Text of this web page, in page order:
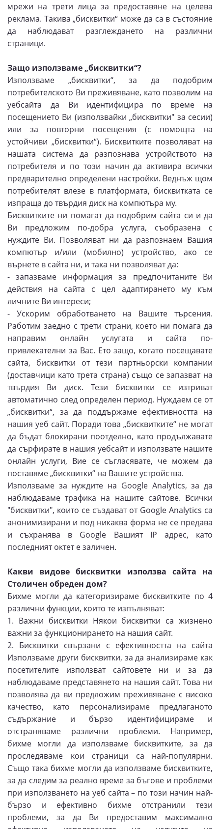
мрежи на трети лица за предоставяне на целева
реклама. Такива „бисквитки“ може да са в състояние
да наблюдават разглеждането на различни
страници.
Защо използваме „бисквитки“?
Използваме „бисквитки“, за да подобрим
потребителското Ви преживяване, като позволим на
уебсайта да Ви идентифицира по време на
посещението Ви (използвайки „бисквитки" за сесии)
или за повторни посещения (с помощта на
устойчиви „бисквитки“). Бисквитките позволяват на
нашата система да разпознава устройството на
потребителя и по този начин да активира всички
предварително определени настройки. Веднъж щом
потребителят влезе в платформата, бисквитката се
изпраща до твърдия диск на компютъра му.
Бисквитките ни помагат да подобрим сайта си и да
Ви предложим по-добра услуга, съобразена с
нуждите Ви. Позволяват ни да разпознаем Вашия
компютър и/или (мобилно) устройство, ако се
върнете в сайта ни, и така ни позволяват да:
- запазваме информация за предпочитаните Ви
действия на сайта с цел адаптирането му към
личните Ви интереси;
- Ускорим обработването на Вашите търсения.
Работим заедно с трети страни, което ни помага да
направим онлайн услугата и сайта по-
привлекателни за Вас. Ето защо, когато посещавате
сайта, бисквитки от тези партньорски компании
(доставчици като трета страна) също се запазват на
твърдия Ви диск. Тези бисквитки се изтриват
автоматично след определен период. Нуждаем се от
„бисквитки“, за да поддържаме ефективността на
нашия уеб сайт. Поради това „бисквитките“ не могат
да бъдат блокирани поотделно, като продължавате
да сърфирате в нашия уебсайт и използвате нашите
онлайн услуги, Вие се съгласявате, че можем да
поставяме „бисквитки“ на Вашите устройства.
Използваме за нуждите на Google Analytics, за да
наблюдаваме трафика на нашите сайтове. Всички
"бисквитки", които се създават от Google Analytics са
анонимизирани и под никаква форма не се предава
и съхранява в Google Вашият IP адрес, като
последният октет е заличен.
Какви видове бисквитки използва сайта на
Столичен обреден дом?
Бихме могли да категоризираме бисквитките по 4
различни функции, които те изпълняват:
1. Важни бисквитки Някои бисквитки са жизнено
важни за функционирането на нашия сайт.
2. Бисквитки свързани с ефективността на сайта
Използваме други бисквитки, за да анализираме как
посетителите използват сайтовете ни и за да
наблюдаваме представянето на нашия сайт. Това ни
позволява да ви предложим преживяване с високо
качество, като персонализираме предлаганото
съдържание и бързо идентифицираме и
отстраняваме различни проблеми. Например,
бихме могли да използваме бисквитките, за да
проследяваме кои страници са най-популярни.
Също така бихме могли да използваме бисквитките,
за да следим за реално време за бъгове и проблеми
при използването на уеб сайта – по този начин най-
бързо и ефективно бихме отстранили тези
проблеми, за да Ви предоставим максимално